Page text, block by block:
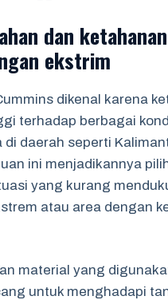
dan
ekstrim
dikenal karena
terhadap berbagai
di daerah seperti
ini menjadikannya
yang kurang
atau area dengan
material yang
untuk menghadapi